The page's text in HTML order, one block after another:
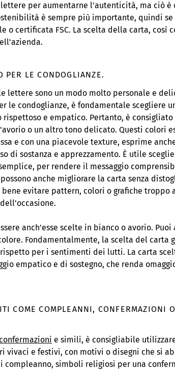
per aumentarne l'autenticità, ma ciò è
è sempre più importante, quindi
certificata FSC. La scelta della carta, così
PER LE CONDOGLIANZE.
lettere sono un modo molto personale e
le condoglianze, è fondamentale scegliere
rispettoso e empatico. Pertanto, è
o un altro tono delicato. Questi colori
e con una piacevole texture, esprime
di sostanza e apprezzamento. È utile
per rendere il messaggio
anche migliorare la carta senza
bene evitare pattern, colori o grafiche troppo
anch'esse scelte in bianco o avorio. Puoi
Fondamentalmente, la scelta del carta
per i sentimenti dei lutti. La carta
empatico e di sostegno, che renda
COME COMPLEANNI, CONFERMAZIONI
confermazioni e simili, è consigliabile
vivaci e festivi, con motivi o disegni che si
simboli religiosi per una